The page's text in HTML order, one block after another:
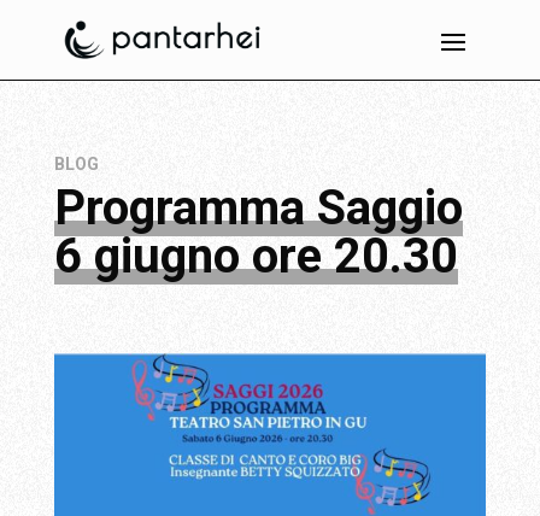
BLOG
Programma Saggio
6 giugno ore 20.30